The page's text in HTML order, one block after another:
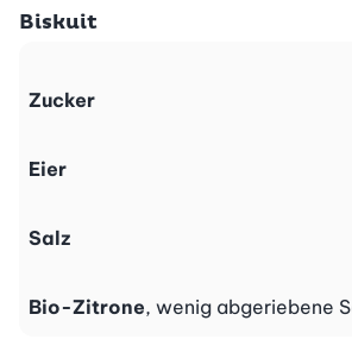
Biskuit
Zucker
Eier
Salz
Bio-Zitrone, wenig abgeriebene